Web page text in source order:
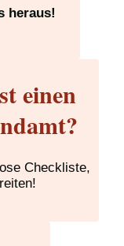
heraus!
einen
Checkliste,